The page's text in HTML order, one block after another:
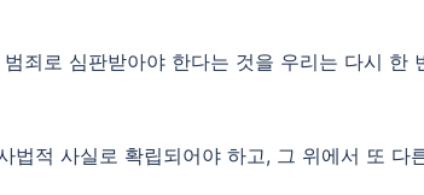
죄로 심판받아야 한다는 것을 우리는 다시 한
법적 사실로 확립되어야 하고, 그 위에서 또 다